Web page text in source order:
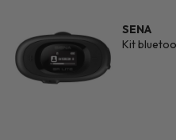
SENA
Kit